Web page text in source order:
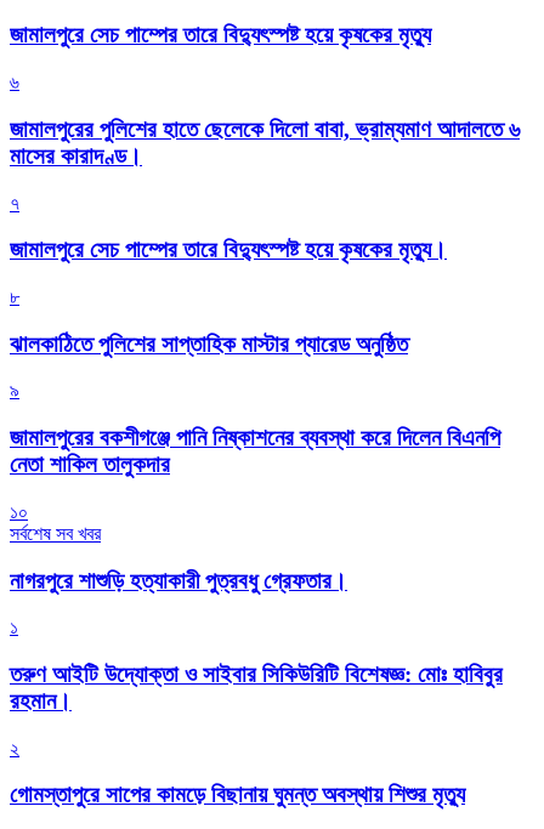
জামালপুরে সেচ পাম্পের তারে বিদ্যুৎস্পষ্ট হয়ে কৃষকের মৃত্যু
৬
জামালপুরের পুলিশের হাতে ছেলেকে দিলো বাবা, ভ্রাম্যমাণ আদালতে ৬
মাসের কারাদণ্ড।
৭
জামালপুরে সেচ পাম্পের তারে বিদ্যুৎস্পষ্ট হয়ে কৃষকের মৃত্যু।
৮
‎ঝালকাঠিতে পুলিশের সাপ্তাহিক মাস্টার প্যারেড অনুষ্ঠিত
৯
জামালপুরের বকশীগঞ্জে পানি নিষ্কাশনের ব্যবস্থা করে দিলেন বিএনপি
নেতা শাকিল তালুকদার
১০
সর্বশেষ সব খবর
নাগরপুরে শাশুড়ি হত্যাকারী পুত্রবধু গ্রেফতার।
১
তরুণ আইটি উদ্যোক্তা ও সাইবার সিকিউরিটি বিশেষজ্ঞ: মোঃ হাবিবুর
রহমান।
২
গোমস্তাপুরে সাপের কামড়ে বিছানায় ঘুমন্ত অবস্থায় শিশুর মৃত্যু